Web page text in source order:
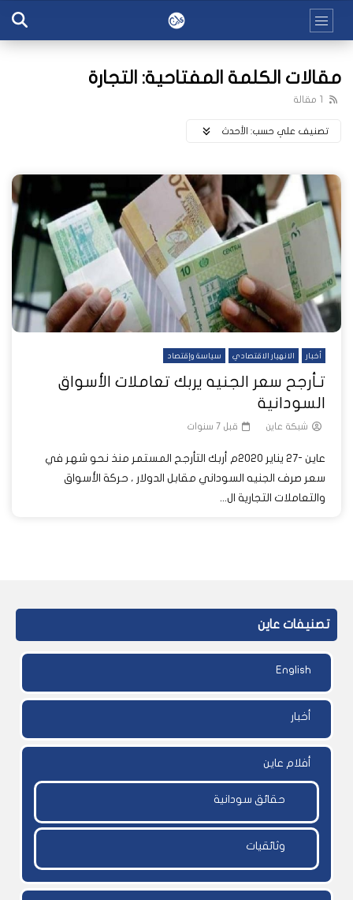
مقالات الكلمة المفتاحية: التجارة
1 مقالة
تصنيف علي حسب: اﻷحدث
أخبار الانهيار الاقتصادي سياسة وإقتصاد
تـأرجح سعر الجنيه يربك تعاملات الأسواق
السودانية
شبكة عاين قبل 7 سنوات
عاين -27 يناير 2020م أربك التأرجح المستمر منذ نحو شهر في
سعر صرف الجنيه السوداني مقابل الدولار ، حركة الأسواق
والتعاملات التجارية ال...
تصنيفات عاين
English
أخبار
أفلام عاين
حقائق سودانية
وثائقيات